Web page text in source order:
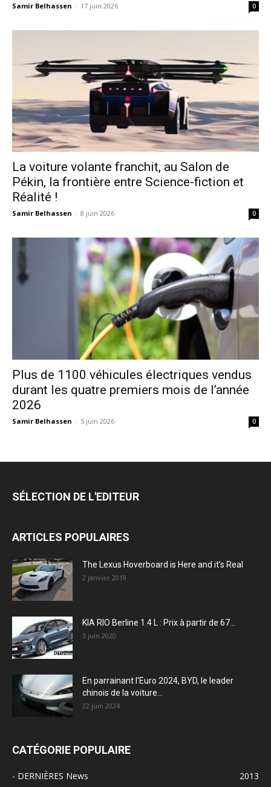
Samir Belhassen - 17 juin 2026 0
La voiture volante franchit, au Salon de
Pékin, la frontière entre Science-fiction et
Réalité !
Samir Belhassen - 8 juin 2026 0
Plus de 1100 véhicules électriques vendus
durant les quatre premiers mois de l’année
2026
Samir Belhassen - 5 juin 2026 0
SÉLECTION DE L'EDITEUR
ARTICLES POPULAIRES
The Lexus Hoverboard is Here and it’s Real
2 janvier 2019
KIA RIO Berline 1.4 L : Prix à partir de 67...
3 juin 2020
En parrainant l’Euro 2024, BYD, le leader
chinois de la voiture...
22 juin 2024
CATÉGORIE POPULAIRE
- DERNIÈRES News
2013